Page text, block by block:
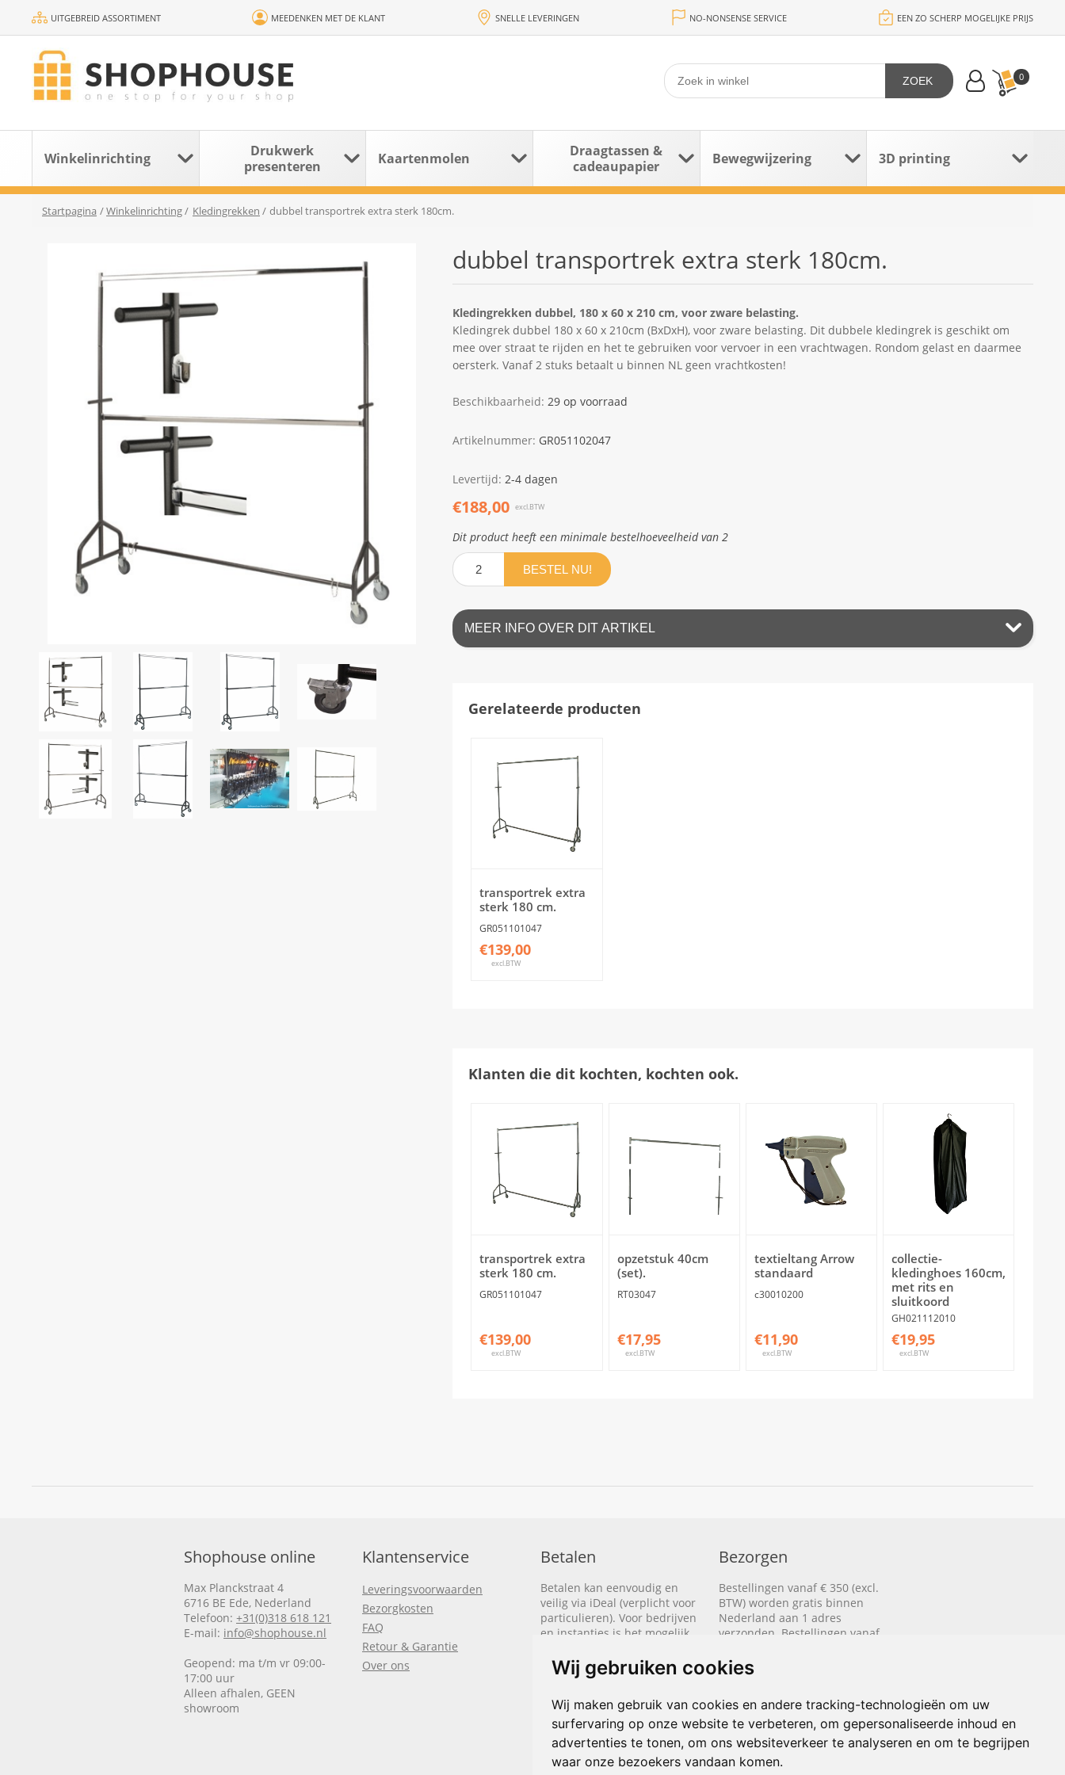
Wij gebruiken cookies
Wij maken gebruik van cookies en andere tracking-technologieën om uw
surfervaring op onze website te verbeteren, om gepersonaliseerde inhoud en
advertenties te tonen, om ons websiteverkeer te analyseren en om te begrijpen
waar onze bezoekers vandaan komen.
UITGEBREID ASSORTIMENT MEEDENKEN MET DE KLANT SNELLE LEVERINGEN NO-NONSENSE SERVICE EEN ZO SCHERP MOGELIJKE PRIJS
0
ZOEK
Winkelinrichting
Drukwerk
presenteren
Kaartenmolen
Draagtassen &
cadeaupapier
Bewegwijzering 3D printing
Startpagina /Winkelinrichting/ Kledingrekken / dubbel transportrek extra sterk 180cm.
dubbel transportrek extra sterk 180cm.
Kledingrekken dubbel, 180 x 60 x 210 cm, voor zware belasting.
Kledingrek dubbel 180 x 60 x 210cm (BxDxH), voor zware belasting. Dit dubbele kledingrek is geschikt om
mee over straat te rijden en het te gebruiken voor vervoer in een vrachtwagen. Rondom gelast en daarmee
oersterk. Vanaf 2 stuks betaalt u binnen NL geen vrachtkosten!
Beschikbaarheid: 29 op voorraad
Artikelnummer: GR051102047
Levertijd: 2-4 dagen
€188,00 excl.BTW
Dit product heeft een minimale bestelhoeveelheid van 2
BESTEL NU!
MEER INFO OVER DIT ARTIKEL
Gerelateerde producten
transportrek extra
sterk 180 cm.
GR051101047
€139,00
excl.BTW
Klanten die dit kochten, kochten ook.
transportrek extra
sterk 180 cm.
GR051101047
€139,00
excl.BTW
opzetstuk 40cm
(set).
RT03047
€17,95
excl.BTW
textieltang Arrow
standaard
c30010200
€11,90
excl.BTW
collectie-
kledinghoes 160cm,
met rits en
sluitkoord
GH021112010
€19,95
excl.BTW
Shophouse online
Max Planckstraat 4
6716 BE Ede, Nederland
Telefoon: +31(0)318 618 121
E-mail: info@shophouse.nl
Geopend: ma t/m vr 09:00-
17:00 uur
Alleen afhalen, GEEN
showroom
Klantenservice
Leveringsvoorwaarden
Bezorgkosten
FAQ
Retour & Garantie
Over ons
Betalen
Betalen kan eenvoudig en
veilig via iDeal (verplicht voor
particulieren). Voor bedrijven
en instanties is het mogelijk
We sturen je dan een factuur
nadat de bestelling is
Klik hier om meer te lezen of
bel+31(0)318 618 121
Bezorgen
Bestellingen vanaf € 350 (excl.
BTW) worden gratis binnen
Nederland aan 1 adres
verzonden. Bestellingen vanaf
gratis naar België aan 1 adres
verzonden.
Lees hier hoe het bezorgen
werkt.